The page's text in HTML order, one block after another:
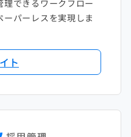
できるワークフロー
パーレスを実現しま
ト